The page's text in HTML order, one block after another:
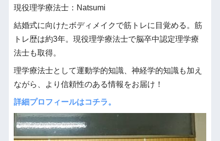
現役理学療法士：Natsumi
結婚式に向けたボディメイクで筋トレに目覚める。筋
トレ歴は約3年。現役理学療法士で脳卒中認定理学療
法士も取得。
理学療法士として運動学的知識、神経学的知識も加え
ながら、より信頼性のある情報をお届け！
詳細プロフィールはコチラ。